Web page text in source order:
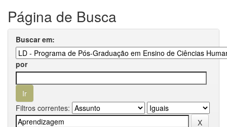
Página de Busca
Buscar em:
por
Filtros correntes: